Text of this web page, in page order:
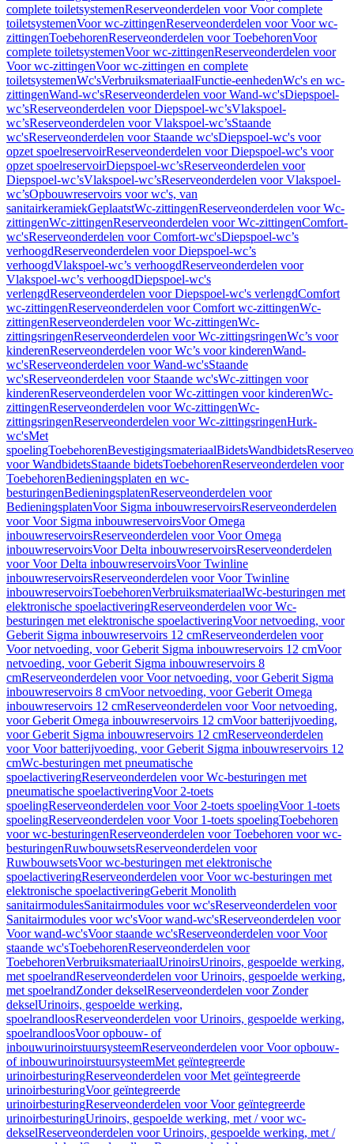
complete toiletsystemenReserveonderdelen voor Voor complete
toiletsystemenVoor wc-zittingenReserveonderdelen voor Voor wc-
zittingenToebehorenReserveonderdelen voor ToebehorenVoor
complete toiletsystemenVoor wc-zittingenReserveonderdelen voor
Voor wc-zittingenVoor wc-zittingen en complete
toiletsystemenWc'sVerbruiksmateriaalFunctie-eenhedenWc's en wc-
zittingenWand-wc'sReserveonderdelen voor Wand-wc'sDiepspoel-
wc’sReserveonderdelen voor Diepspoel-wc’sVlakspoel-
wc’sReserveonderdelen voor Vlakspoel-wc’sStaande
wc'sReserveonderdelen voor Staande wc'sDiepspoel-wc's voor
opzet spoelreservoirReserveonderdelen voor Diepspoel-wc's voor
opzet spoelreservoirDiepspoel-wc’sReserveonderdelen voor
Diepspoel-wc’sVlakspoel-wc’sReserveonderdelen voor Vlakspoel-
wc’sOpbouwreservoirs voor wc's, van
sanitairkeramiekGeplaatstWc-zittingenReserveonderdelen voor Wc-
zittingenWc-zittingenReserveonderdelen voor Wc-zittingenComfort-
wc'sReserveonderdelen voor Comfort-wc'sDiepspoel-wc’s
verhoogdReserveonderdelen voor Diepspoel-wc’s
verhoogdVlakspoel-wc’s verhoogdReserveonderdelen voor
Vlakspoel-wc’s verhoogdDiepspoel-wc's
verlengdReserveonderdelen voor Diepspoel-wc's verlengdComfort
wc-zittingenReserveonderdelen voor Comfort wc-zittingenWc-
zittingenReserveonderdelen voor Wc-zittingenWc-
zittingsringenReserveonderdelen voor Wc-zittingsringenWc’s voor
kinderenReserveonderdelen voor Wc’s voor kinderenWand-
wc'sReserveonderdelen voor Wand-wc'sStaande
wc'sReserveonderdelen voor Staande wc'sWc-zittingen voor
kinderenReserveonderdelen voor Wc-zittingen voor kinderenWc-
zittingenReserveonderdelen voor Wc-zittingenWc-
zittingsringenReserveonderdelen voor Wc-zittingsringenHurk-
wc'sMet
spoelingToebehorenBevestigingsmateriaalBidetsWandbidets
voor WandbidetsStaande bidetsToebehorenReserveonderdelen voor
ToebehorenBedieningsplaten en wc-
besturingenBedieningsplatenReserveonderdelen voor
BedieningsplatenVoor Sigma inbouwreservoirsReserveonderdelen
voor Voor Sigma inbouwreservoirsVoor Omega
inbouwreservoirsReserveonderdelen voor Voor Omega
inbouwreservoirsVoor Delta inbouwreservoirsReserveonderdelen
voor Voor Delta inbouwreservoirsVoor Twinline
inbouwreservoirsReserveonderdelen voor Voor Twinline
inbouwreservoirsToebehorenVerbruiksmateriaalWc-besturingen met
elektronische spoelactiveringReserveonderdelen voor Wc-
besturingen met elektronische spoelactiveringVoor netvoeding, voor
Geberit Sigma inbouwreservoirs 12 cmReserveonderdelen voor
Voor netvoeding, voor Geberit Sigma inbouwreservoirs 12 cmVoor
netvoeding, voor Geberit Sigma inbouwreservoirs 8
cmReserveonderdelen voor Voor netvoeding, voor Geberit Sigma
inbouwreservoirs 8 cmVoor netvoeding, voor Geberit Omega
inbouwreservoirs 12 cmReserveonderdelen voor Voor netvoeding,
voor Geberit Omega inbouwreservoirs 12 cmVoor batterijvoeding,
voor Geberit Sigma inbouwreservoirs 12 cmReserveonderdelen
voor Voor batterijvoeding, voor Geberit Sigma inbouwreservoirs 12
cmWc-besturingen met pneumatische
spoelactiveringReserveonderdelen voor Wc-besturingen met
pneumatische spoelactiveringVoor 2-toets
spoelingReserveonderdelen voor Voor 2-toets spoelingVoor 1-toets
spoelingReserveonderdelen voor Voor 1-toets spoelingToebehoren
voor wc-besturingenReserveonderdelen voor Toebehoren voor wc-
besturingenRuwbouwsetsReserveonderdelen voor
RuwbouwsetsVoor wc-besturingen met elektronische
spoelactiveringReserveonderdelen voor Voor wc-besturingen met
elektronische spoelactiveringGeberit Monolith
sanitairmodulesSanitairmodules voor wc'sReserveonderdelen voor
Sanitairmodules voor wc'sVoor wand-wc'sReserveonderdelen voor
Voor wand-wc'sVoor staande wc'sReserveonderdelen voor Voor
staande wc'sToebehorenReserveonderdelen voor
ToebehorenVerbruiksmateriaalUrinoirsUrinoirs, gespoelde werking,
met spoelrandReserveonderdelen voor Urinoirs, gespoelde werking,
met spoelrandZonder dekselReserveonderdelen voor Zonder
dekselUrinoirs, gespoelde werking,
spoelrandloosReserveonderdelen voor Urinoirs, gespoelde werking,
spoelrandloosVoor opbouw- of
inbouwurinoirstuursysteemReserveonderdelen voor Voor opbouw-
of inbouwurinoirstuursysteemMet geïntegreerde
urinoirbesturingReserveonderdelen voor Met geïntegreerde
urinoirbesturingVoor geïntegreerde
urinoirbesturingReserveonderdelen voor Voor geïntegreerde
urinoirbesturingUrinoirs, gespoelde werking, met / voor wc-
dekselReserveonderdelen voor Urinoirs, gespoelde werking, met /